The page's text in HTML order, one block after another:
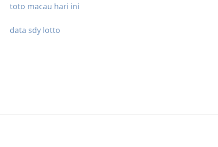
toto macau hari ini
data sdy lotto